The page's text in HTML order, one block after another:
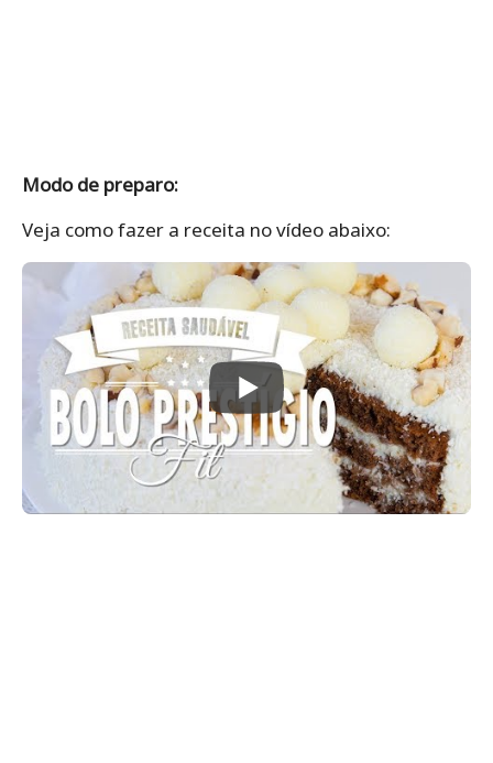
Modo de preparo:
Veja como fazer a receita no vídeo abaixo: